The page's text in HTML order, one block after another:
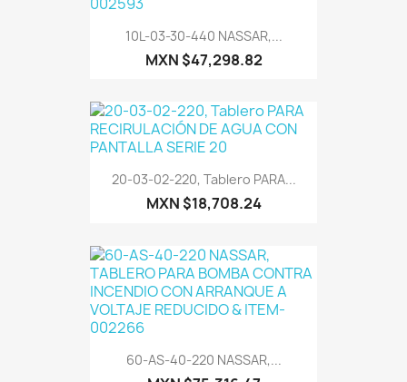
10L-03-30-440 NASSAR,...
MXN $47,298.82
20-03-02-220, Tablero PARA...
MXN $18,708.24
60-AS-40-220 NASSAR,...